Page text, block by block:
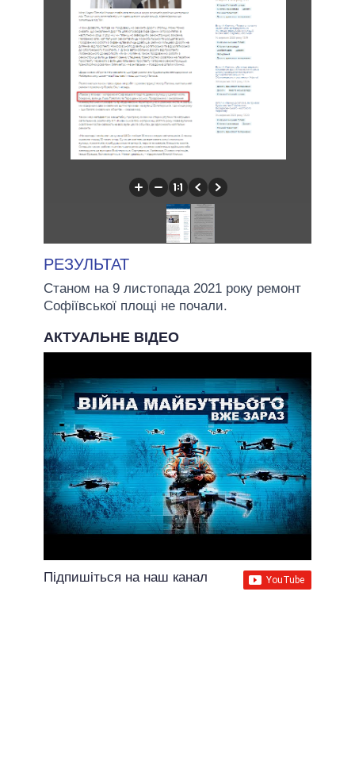
РЕЗУЛЬТАТ
Станом на 9 листопада 2021 року ремонт
Софіївської площі не почали.
АКТУАЛЬНЕ ВІДЕО
Підпишіться на наш канал